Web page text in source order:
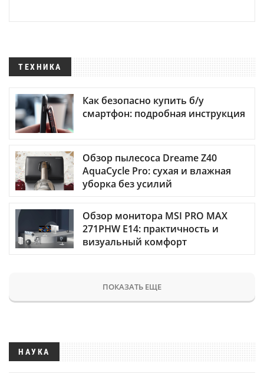
ТЕХНИКА
Как безопасно купить б/у
смартфон: подробная инструкция
Обзор пылесоса Dreame Z40
AquaCycle Pro: сухая и влажная
уборка без усилий
Обзор монитора MSI PRO MAX
271PHW E14: практичность и
визуальный комфорт
ПОКАЗАТЬ ЕЩЕ
НАУКА